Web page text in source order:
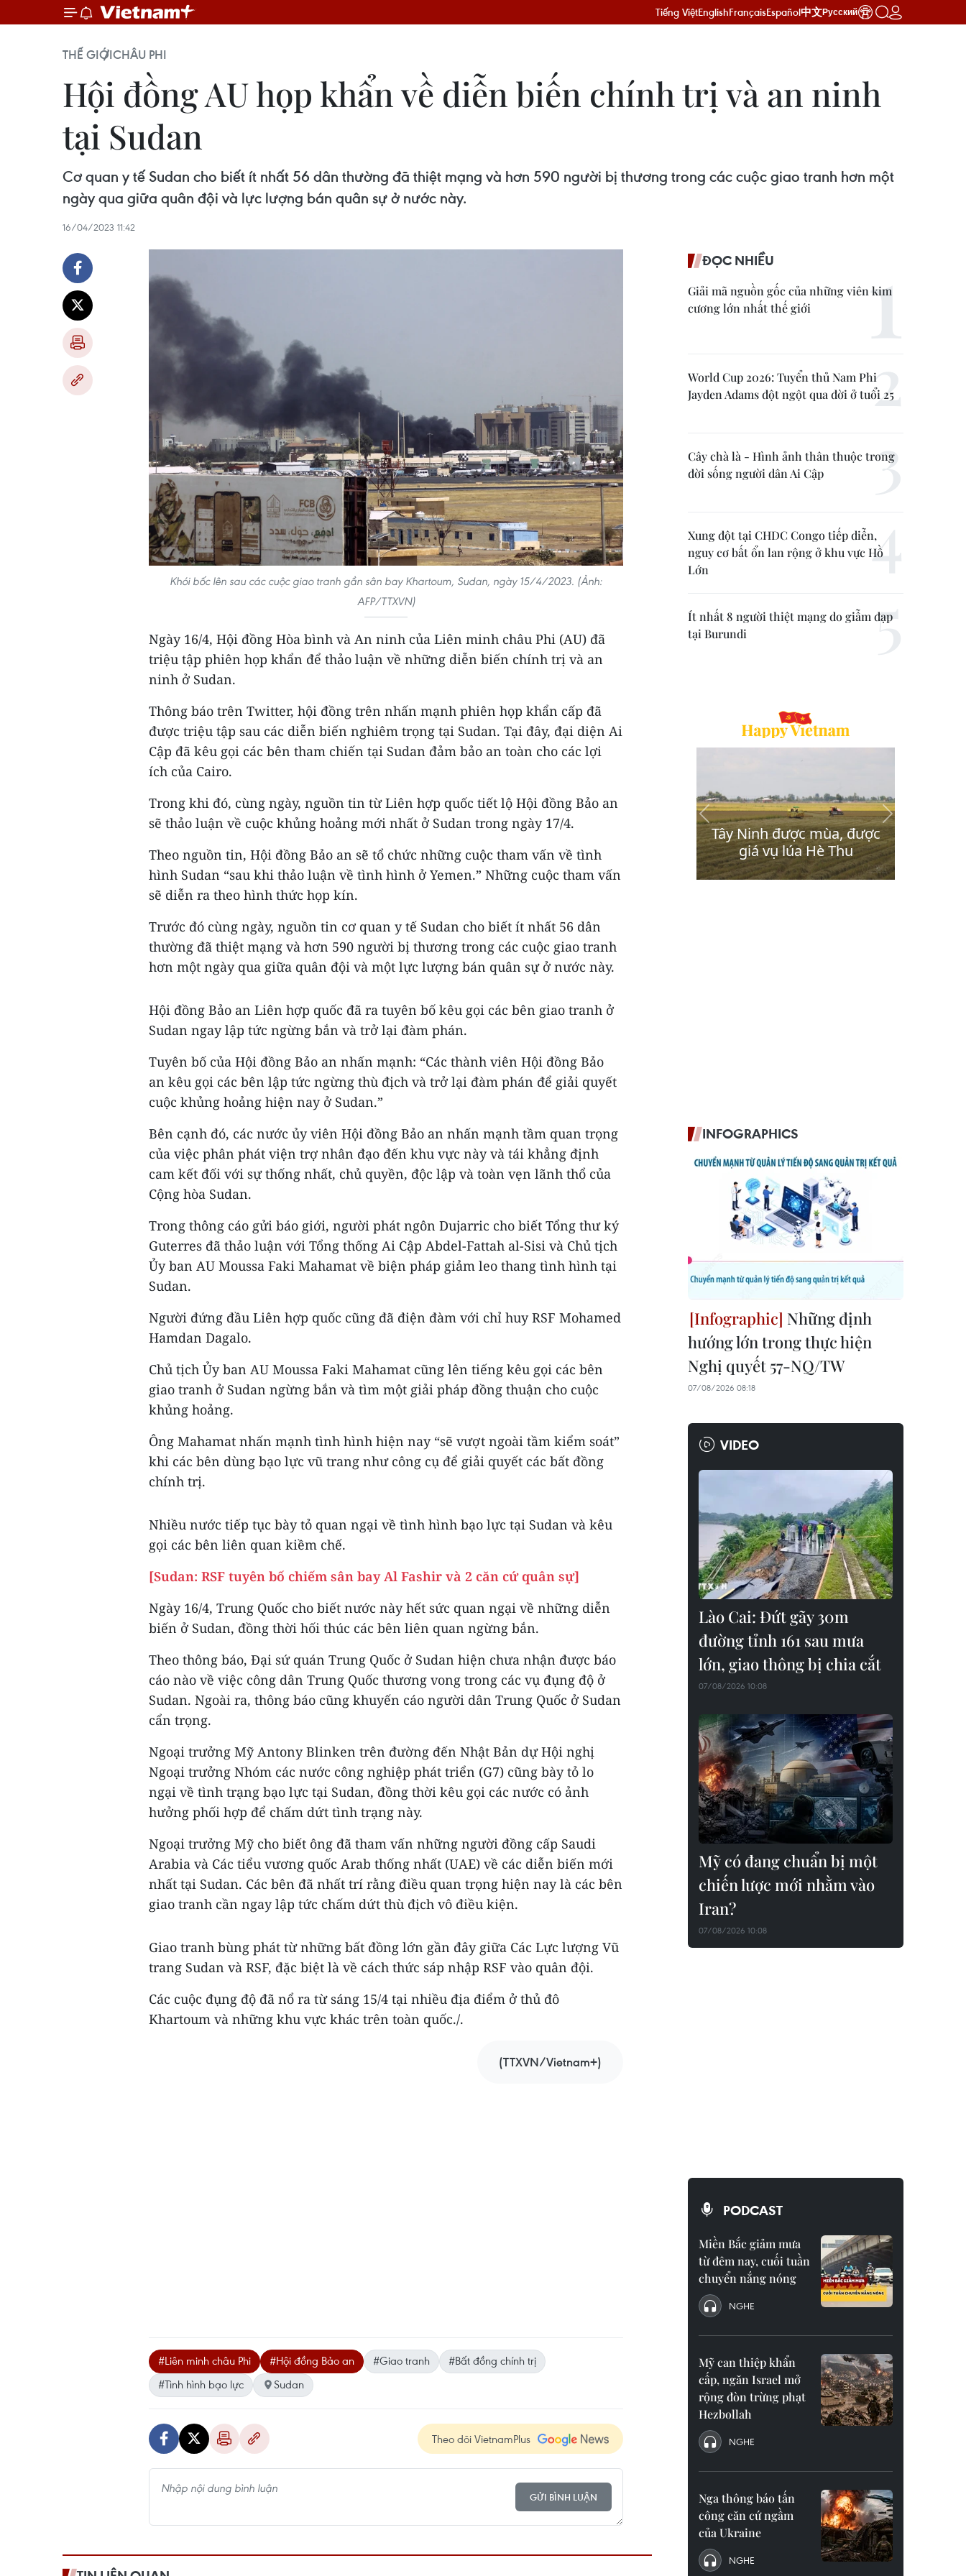
Tiếng ViệtEnglishFrançaisEspañol中文Русский
THẾ GIỚICHÂU PHI
Hội đồng AU họp khẩn về diễn biến chính trị và an ninh
tại Sudan
Cơ quan y tế Sudan cho biết ít nhất 56 dân thường đã thiệt mạng và hơn 590 người bị thương trong các cuộc giao tranh hơn một
ngày qua giữa quân đội và lực lượng bán quân sự ở nước này.
16/04/2023 11:42
Khói bốc lên sau các cuộc giao tranh gần sân bay Khartoum, Sudan, ngày 15/4/2023. (Ảnh:
AFP/TTXVN)
Ngày 16/4, Hội đồng Hòa bình và An ninh của Liên minh châu Phi (AU) đã
triệu tập phiên họp khẩn để thảo luận về những diễn biến chính trị và an
ninh ở Sudan.
Thông báo trên Twitter, hội đồng trên nhấn mạnh phiên họp khẩn cấp đã
được triệu tập sau các diễn biến nghiêm trọng tại Sudan. Tại đây, đại diện Ai
Cập đã kêu gọi các bên tham chiến tại Sudan đảm bảo an toàn cho các lợi
ích của Cairo.
Trong khi đó, cùng ngày, nguồn tin từ Liên hợp quốc tiết lộ Hội đồng Bảo an
sẽ thảo luận về cuộc khủng hoảng mới nhất ở Sudan trong ngày 17/4.
Theo nguồn tin, Hội đồng Bảo an sẽ tổ chức những cuộc tham vấn về tình
hình Sudan “sau khi thảo luận về tình hình ở Yemen.” Những cuộc tham vấn
sẽ diễn ra theo hình thức họp kín.
Trước đó cùng ngày, nguồn tin cơ quan y tế Sudan cho biết ít nhất 56 dân
thường đã thiệt mạng và hơn 590 người bị thương trong các cuộc giao tranh
hơn một ngày qua giữa quân đội và một lực lượng bán quân sự ở nước này.
Hội đồng Bảo an Liên hợp quốc đã ra tuyên bố kêu gọi các bên giao tranh ở
Sudan ngay lập tức ngừng bắn và trở lại đàm phán.
Tuyên bố của Hội đồng Bảo an nhấn mạnh: “Các thành viên Hội đồng Bảo
an kêu gọi các bên lập tức ngừng thù địch và trở lại đàm phán để giải quyết
cuộc khủng hoảng hiện nay ở Sudan.”
Bên cạnh đó, các nước ủy viên Hội đồng Bảo an nhấn mạnh tầm quan trọng
của việc phân phát viện trợ nhân đạo đến khu vực này và tái khẳng định
cam kết đối với sự thống nhất, chủ quyền, độc lập và toàn vẹn lãnh thổ của
Cộng hòa Sudan.
Trong thông cáo gửi báo giới, người phát ngôn Dujarric cho biết Tổng thư ký
Guterres đã thảo luận với Tổng thống Ai Cập Abdel-Fattah al-Sisi và Chủ tịch
Ủy ban AU Moussa Faki Mahamat về biện pháp giảm leo thang tình hình tại
Sudan.
Người đứng đầu Liên hợp quốc cũng đã điện đàm với chỉ huy RSF Mohamed
Hamdan Dagalo.
Chủ tịch Ủy ban AU Moussa Faki Mahamat cũng lên tiếng kêu gọi các bên
giao tranh ở Sudan ngừng bắn và tìm một giải pháp đồng thuận cho cuộc
khủng hoảng.
Ông Mahamat nhấn mạnh tình hình hiện nay “sẽ vượt ngoài tầm kiểm soát”
khi các bên dùng bạo lực vũ trang như công cụ để giải quyết các bất đồng
chính trị.
Nhiều nước tiếp tục bày tỏ quan ngại về tình hình bạo lực tại Sudan và kêu
gọi các bên liên quan kiềm chế.
[Sudan: RSF tuyên bố chiếm sân bay Al Fashir và 2 căn cứ quân sự]
Ngày 16/4, Trung Quốc cho biết nước này hết sức quan ngại về những diễn
biến ở Sudan, đồng thời hối thúc các bên liên quan ngừng bắn.
Theo thông báo, Đại sứ quán Trung Quốc ở Sudan hiện chưa nhận được báo
cáo nào về việc công dân Trung Quốc thương vong trong các vụ đụng độ ở
Sudan. Ngoài ra, thông báo cũng khuyến cáo người dân Trung Quốc ở Sudan
cẩn trọng.
Ngoại trưởng Mỹ Antony Blinken trên đường đến Nhật Bản dự Hội nghị
Ngoại trưởng Nhóm các nước công nghiệp phát triển (G7) cũng bày tỏ lo
ngại về tình trạng bạo lực tại Sudan, đồng thời kêu gọi các nước có ảnh
hưởng phối hợp để chấm dứt tình trạng này.
Ngoại trưởng Mỹ cho biết ông đã tham vấn những người đồng cấp Saudi
Arabia và Các tiểu vương quốc Arab thống nhất (UAE) về các diễn biến mới
nhất tại Sudan. Các bên đã nhất trí rằng điều quan trọng hiện nay là các bên
giao tranh cần ngay lập tức chấm dứt thù địch vô điều kiện.
Giao tranh bùng phát từ những bất đồng lớn gần đây giữa Các Lực lượng Vũ
trang Sudan và RSF, đặc biệt là về cách thức sáp nhập RSF vào quân đội.
Các cuộc đụng độ đã nổ ra từ sáng 15/4 tại nhiều địa điểm ở thủ đô
Khartoum và những khu vực khác trên toàn quốc./.
(TTXVN/Vietnam+)
#Liên minh châu Phi #Hội đồng Bảo an #Giao tranh
#Bất đồng chính trị
#Tình hình bạo lực
Sudan
Theo dõi VietnamPlus
GỬI BÌNH LUẬN
ĐỌC NHIỀU
Giải mã nguồn gốc của những viên kim
cương lớn nhất thế giới
World Cup 2026: Tuyển thủ Nam Phi
Jayden Adams đột ngột qua đời ở tuổi 25
Cây chà là - Hình ảnh thân thuộc trong
đời sống người dân Ai Cập
Xung đột tại CHDC Congo tiếp diễn,
nguy cơ bất ổn lan rộng ở khu vực Hồ
Lớn
Ít nhất 8 người thiệt mạng do giẫm đạp
tại Burundi
INFOGRAPHICS
Những định
hướng lớn trong thực hiện
Nghị quyết 57-NQ/TW
07/08/2026 08:18
VIDEO
Lào Cai: Đứt gãy 30m
đường tỉnh 161 sau mưa
lớn, giao thông bị chia cắt
07/08/2026 10:08
Mỹ có đang chuẩn bị một
chiến lược mới nhằm vào
Iran?
07/08/2026 10:08
PODCAST
Miền Bắc giảm mưa
từ đêm nay, cuối tuần
chuyển nắng nóng
NGHE
Mỹ can thiệp khẩn
cấp, ngăn Israel mở
rộng đòn trừng phạt
Hezbollah
NGHE
Nga thông báo tấn
công căn cứ ngầm
của Ukraine
NGHE